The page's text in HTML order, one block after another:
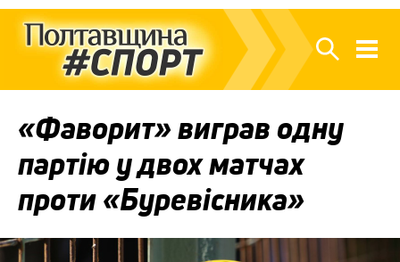
«Фаворит» виграв одну
партію у двох матчах
проти «Буревісника»